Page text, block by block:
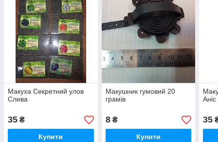
Макуха Секретний улов
Слива
35 ₴
Купити
Макушник гумовий 20
грамів
8₴
Купити
Аніс
35